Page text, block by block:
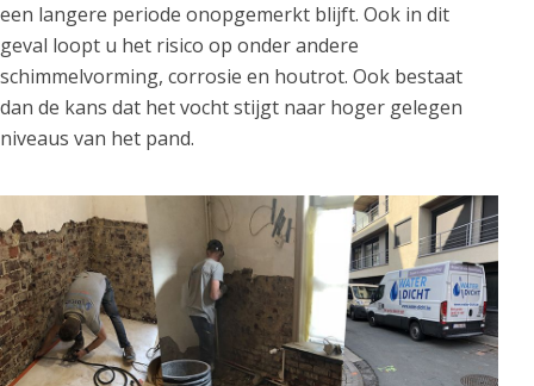
een langere periode onopgemerkt blijft. Ook in dit
geval loopt u het risico op onder andere
schimmelvorming, corrosie en houtrot. Ook bestaat
dan de kans dat het vocht stijgt naar hoger gelegen
niveaus van het pand.